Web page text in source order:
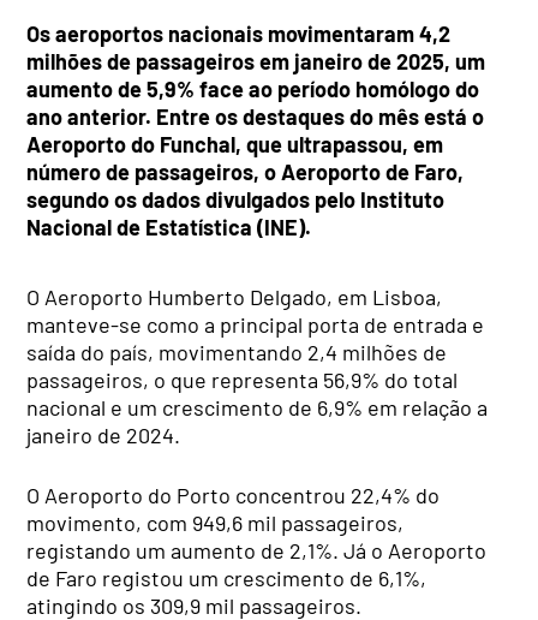
Os aeroportos nacionais movimentaram 4,2
milhões de passageiros em janeiro de 2025, um
aumento de 5,9% face ao período homólogo do
ano anterior. Entre os destaques do mês está o
Aeroporto do Funchal, que ultrapassou, em
número de passageiros, o Aeroporto de Faro,
segundo os dados divulgados pelo Instituto
Nacional de Estatística (INE).
O Aeroporto Humberto Delgado, em Lisboa,
manteve-se como a principal porta de entrada e
saída do país, movimentando 2,4 milhões de
passageiros, o que representa 56,9% do total
nacional e um crescimento de 6,9% em relação a
janeiro de 2024.
O Aeroporto do Porto concentrou 22,4% do
movimento, com 949,6 mil passageiros,
registando um aumento de 2,1%. Já o Aeroporto
de Faro registou um crescimento de 6,1%,
atingindo os 309,9 mil passageiros.